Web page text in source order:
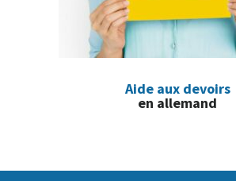
Aide aux devoirs
en allemand